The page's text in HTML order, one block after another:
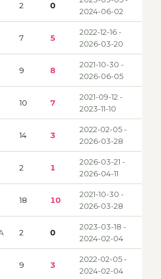
2 0
2024-06-02
7 5
2022-12-16 -
2026-03-20
9 8
2021-10-30 -
2026-06-05
10 7
2021-09-12 -
2023-11-10
14 3
2022-02-05 -
2026-03-28
2 1
2026-03-21 -
2026-04-11
18 10
2021-10-30 -
2026-03-28
2 0
2023-03-18 -
2024-02-04
9 3
2022-02-05 -
2024-02-04